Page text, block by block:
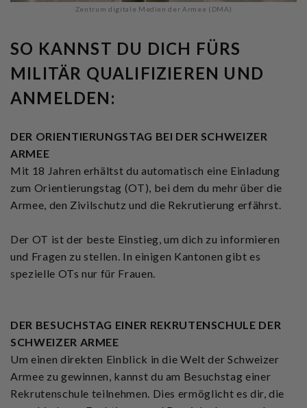
Zentrum digitale Medien der Armee (DMA)
SO KANNST DU DICH FÜRS
MILITÄR QUALIFIZIEREN UND
ANMELDEN:
DER ORIENTIERUNGSTAG BEI DER SCHWEIZER
ARMEE
Mit 18 Jahren erhältst du automatisch eine Einladung
zum Orientierungstag (OT), bei dem du mehr über die
Armee, den Zivilschutz und die Rekrutierung erfährst.
Der OT ist der beste Einstieg, um dich zu informieren
und Fragen zu stellen. In einigen Kantonen gibt es
spezielle OTs nur für Frauen.
DER BESUCHSTAG EINER REKRUTENSCHULE DER
SCHWEIZER ARMEE
Um einen direkten Einblick in die Welt der Schweizer
Armee zu gewinnen, kannst du am Besuchstag einer
Rekrutenschule teilnehmen. Dies ermöglicht es dir, die